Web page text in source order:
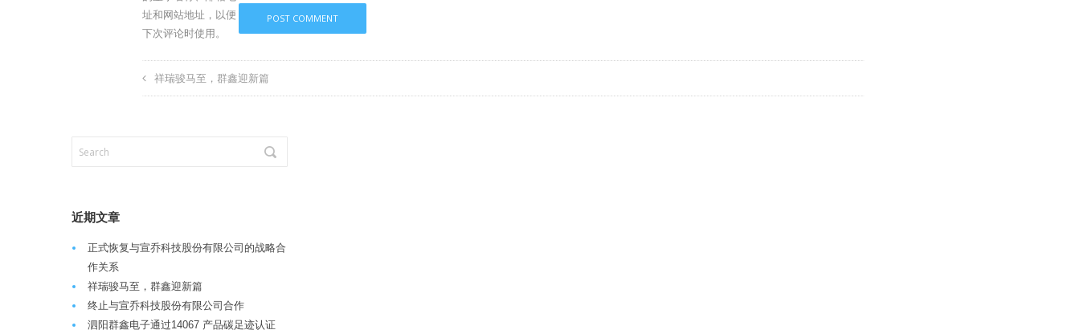
址和网站地址，以便
下次评论时使用。
祥瑞骏马至，群鑫迎新篇
近期文章
正式恢复与宣乔科技股份有限公司的战略合
作关系
祥瑞骏马至，群鑫迎新篇
终止与宣乔科技股份有限公司合作
泗阳群鑫电子通过14067 产品碳足迹认证